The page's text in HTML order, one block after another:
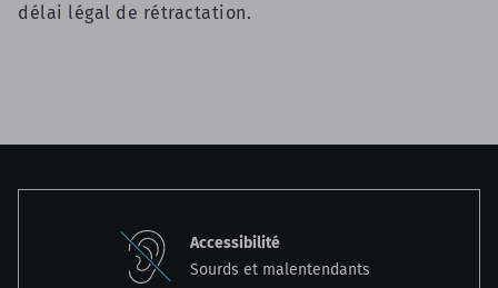
délai légal de rétractation.
Accessibilité
Sourds et malentendants